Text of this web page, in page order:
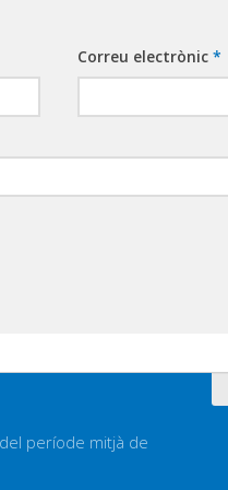
Correu electrònic*
període mitjà de